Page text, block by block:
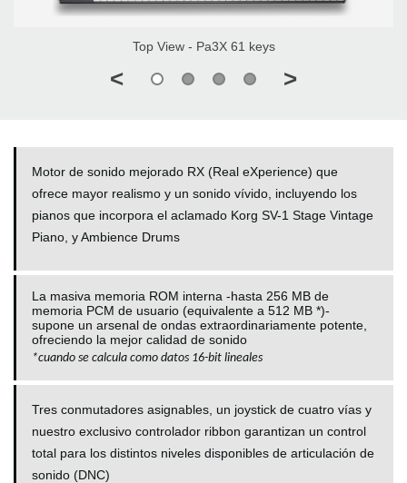
Top View - Pa3X 61 keys
< >
Motor de sonido mejorado RX (Real eXperience) que
ofrece mayor realismo y un sonido vívido, incluyendo los
pianos que incorpora el aclamado Korg SV-1 Stage Vintage
Piano, y Ambience Drums
La masiva memoria ROM interna -hasta 256 MB de
memoria PCM de usuario (equivalente a 512 MB *)-
supone un arsenal de ondas extraordinariamente potente,
ofreciendo la mejor calidad de sonido
*cuando se calcula como datos 16-bit lineales
Tres conmutadores asignables, un joystick de cuatro vías y
nuestro exclusivo controlador ribbon garantizan un control
total para los distintos niveles disponibles de articulación de
sonido (DNC)